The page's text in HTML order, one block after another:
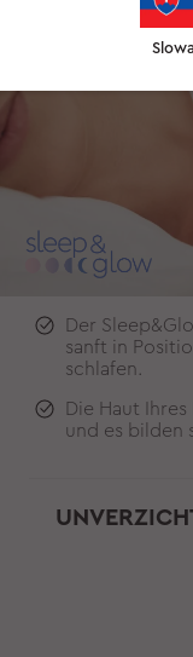
Der
sanft in
schlafen.
Die Haut
und es bilden